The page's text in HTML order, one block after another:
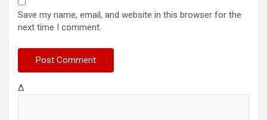
Save my name, email, and website in this browser for the
next time I comment.
Δ